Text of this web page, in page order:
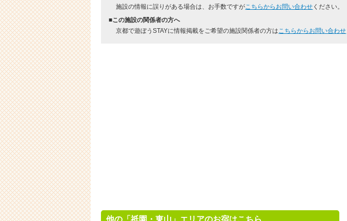
施設の情報に誤りがある場合は、お手数ですがこちらからお問い合わせ ください。
■この施設の関係者の方へ
京都で遊ぼうSTAYに情報掲載をご希望の施設関係者の方はこちらからお問い合わせ
他の「祇園・東山」エリアのお宿はこちら